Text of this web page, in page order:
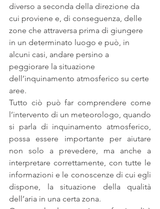
diverso a seconda della direzione da
cui proviene e, di conseguenza, delle
zone che attraversa prima di giungere
in un determinato luogo e può, in
alcuni casi, andare persino a
peggiorare la situazione
dell’inquinamento atmosferico su certe
aree.
Tutto ciò può far comprendere come
l’intervento di un meteorologo, quando
si parla di inquinamento atmosferico,
possa essere importante per aiutare
non solo a prevedere, ma anche a
interpretare correttamente, con tutte le
informazioni e le conoscenze di cui egli
dispone, la situazione della qualità
dell’aria in una certa zona.